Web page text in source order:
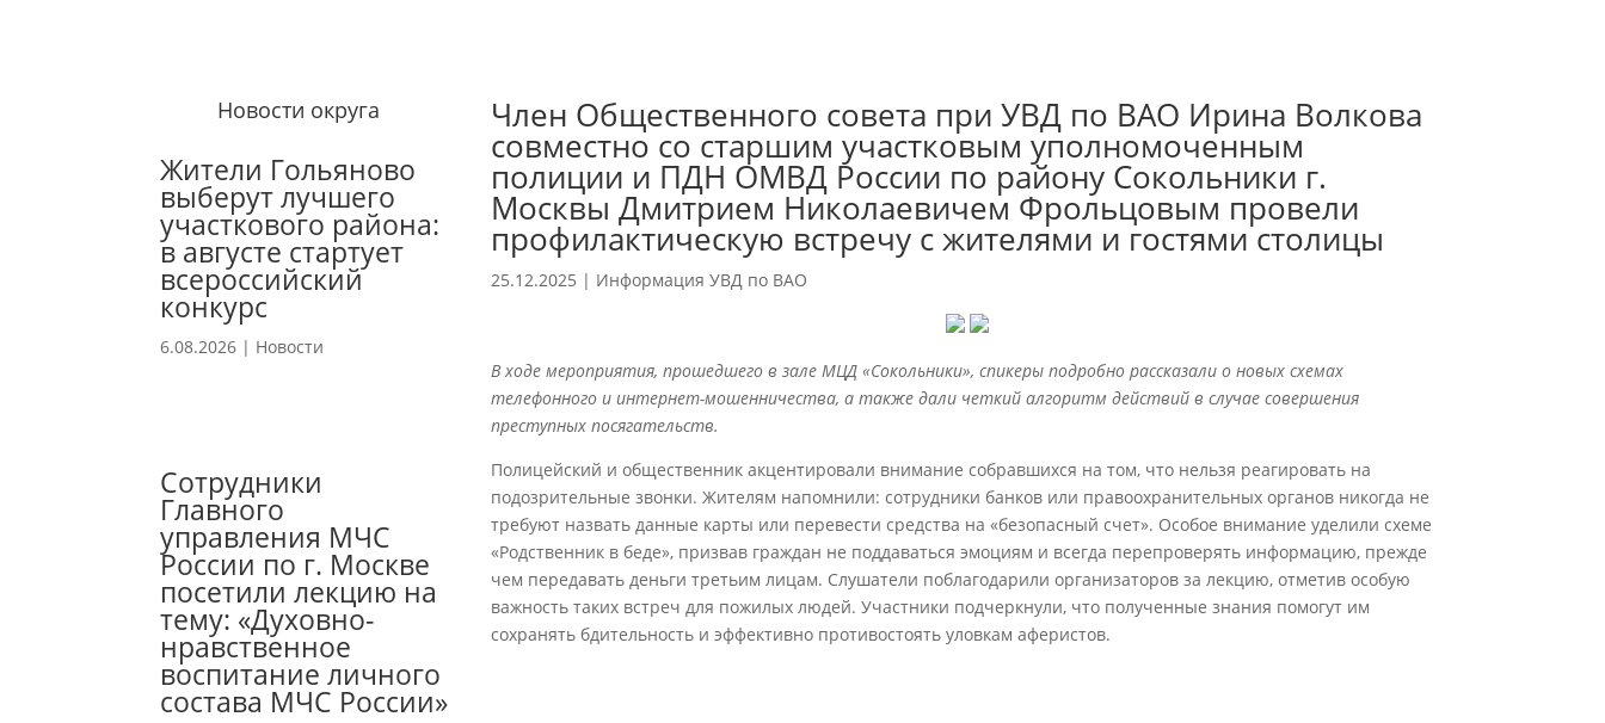
Новости округа
Жители Гольяново
выберут лучшего
участкового района:
в августе стартует
всероссийский
конкурс
6.08.2026 | Новости
Сотрудники
Главного
управления МЧС
России по г. Москве
посетили лекцию на
тему: «Духовно-
нравственное
воспитание личного
состава МЧС России»
Член Общественного совета при УВД по ВАО Ирина Волкова
совместно со старшим участковым уполномоченным
полиции и ПДН ОМВД России по району Сокольники г.
Москвы Дмитрием Николаевичем Фрольцовым провели
профилактическую встречу с жителями и гостями столицы
25.12.2025 | Информация УВД по ВАО
В ходе мероприятия, прошедшего в зале МЦД «Сокольники», спикеры подробно рассказали о новых схемах
телефонного и интернет-мошенничества, а также дали четкий алгоритм действий в случае совершения
преступных посягательств.
Полицейский и общественник акцентировали внимание собравшихся на том, что нельзя реагировать на
подозрительные звонки. Жителям напомнили: сотрудники банков или правоохранительных органов никогда не
требуют назвать данные карты или перевести средства на «безопасный счет». Особое внимание уделили схеме
«Родственник в беде», призвав граждан не поддаваться эмоциям и всегда перепроверять информацию, прежде
чем передавать деньги третьим лицам. Слушатели поблагодарили организаторов за лекцию, отметив особую
важность таких встреч для пожилых людей. Участники подчеркнули, что полученные знания помогут им
сохранять бдительность и эффективно противостоять уловкам аферистов.